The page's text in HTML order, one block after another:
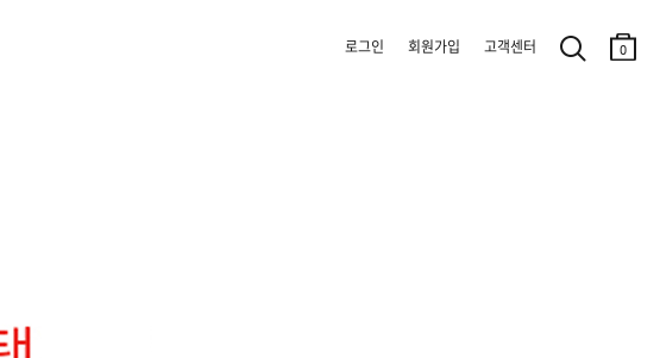
로그인 회원가입 고객센터 0